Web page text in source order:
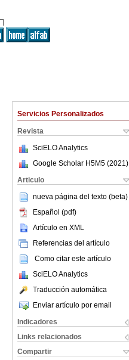
Servicios Personalizados
Revista
SciELO Analytics
Google Scholar H5M5 (2021 )
Articulo
nueva página del texto (beta)
Español (pdf)
Artículo en XML
Referencias del artículo
Como citar este artículo
SciELO Analytics
Traducción automática
Enviar artículo por email
Indicadores
Links relacionados
Compartir